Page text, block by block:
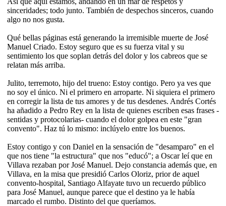
sinceridades; todo junto. También de despechos sinceros, cuando
algo no nos gusta.
Qué bellas páginas está generando la irremisible muerte de José
Manuel Criado. Estoy seguro que es su fuerza vital y su
sentimiento los que soplan detrás del dolor y los cabreos que se
relatan más arriba.
Julito, terremoto, hijo del trueno: Estoy contigo. Pero ya ves que
no soy el único. Ni el primero en arroparte. Ni siquiera el primero
en corregir la lista de tus amores y de tus desdenes. Andrés Cortés
ha añadido a Pedro Rey en la lista de quienes escriben esas frases -
sentidas y protocolarias- cuando el dolor golpea en este "gran
convento". Haz tú lo mismo: inclúyelo entre los buenos.
Estoy contigo y con Daniel en la sensación de "desamparo" en el
que nos tiene "la estructura" que nos "educó"; a Oscar leí que en
Villava rezaban por José Manuel. Dejo constancia además que, en
Villava, en la misa que presidió Carlos Oloriz, prior de aquel
convento-hospital, Santiago Alfayate tuvo un recuerdo público
para José Manuel, aunque parece que el destino ya le había
marcado el rumbo. Distinto del que queríamos.